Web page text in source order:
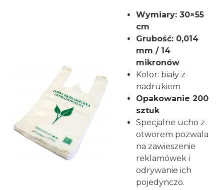
Wymiary: 30×55
cm
Grubość: 0,014
mm / 14
mikronów
Kolor: biały z
nadrukiem
Opakowanie 200
sztuk
Specjalne ucho z
otworem pozwala
na zawieszenie
reklamówek i
odrywanie ich
pojedynczo.